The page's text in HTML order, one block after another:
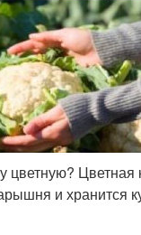
цветную?
и хранится